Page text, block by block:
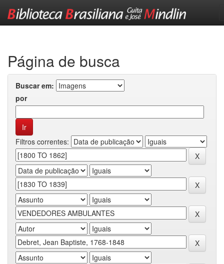
Página de busca
Buscar em:
por
Filtros correntes: